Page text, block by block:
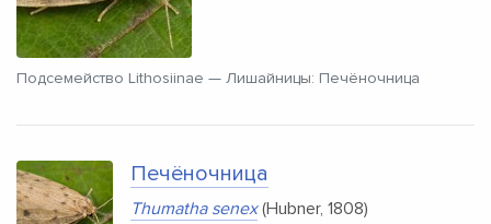
Подсемейство Lithosiinae — Лишайницы: Печёночница
Печёночница
Thumatha senex(Hubner, 1808)